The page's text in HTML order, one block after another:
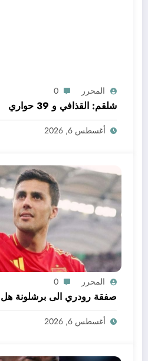
المحرر 0
شلقم: القذافي و 39 حواري
أغسطس 6, 2026
المحرر 0
صفقة رودري الى برشلونة
أغسطس 6, 2026